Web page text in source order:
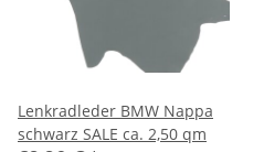
Lenkradleder BMW Nappa
schwarz SALE ca. 2,50 qm